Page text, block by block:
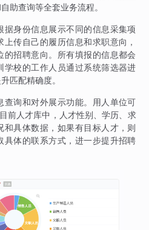
助查询等全套业务流程。
据身份信息展示不同的信息采集项
传自己的履历信息和求职意向，
的招聘意向。所有填报的信息都会
学校的工作人员通过系统筛选器进
匹配精确度。
查询和对外展示功能。用人单位可
前人才库中，人才性别、学历、求
和具体数据，如果有目标人才，则
具体的联系方式，进一步提升招聘